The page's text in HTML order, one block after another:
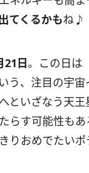
てくるかもね♪
21日。この日は
う、注目の宇
といざなう天
らす可能性も
りおめでたい